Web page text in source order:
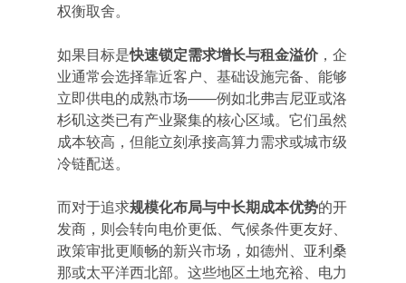
权衡取舍。
如果目标是快速锁定需求增长与租金溢价，企
业通常会选择靠近客户、基础设施完备、能够
立即供电的成熟市场——例如北弗吉尼亚或洛
杉矶这类已有产业聚集的核心区域。它们虽然
成本较高，但能立刻承接高算力需求或城市级
冷链配送。
而对于追求规模化布局与中长期成本优势的开
发商，则会转向电价更低、气候条件更友好、
政策审批更顺畅的新兴市场，如德州、亚利桑
那或太平洋西北部。这些地区土地充裕、电力